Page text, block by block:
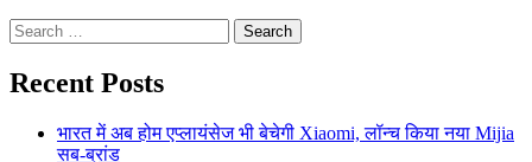
Search
for:
Recent Posts
भारत में अब होम एप्लायंसेज भी बेचेगी Xiaomi, लॉन्च किया नया Mijia
सब-ब्रांड